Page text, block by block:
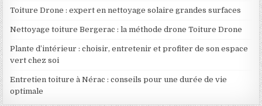
Toiture Drone : expert en nettoyage solaire grandes surfaces
Nettoyage toiture Bergerac : la méthode drone Toiture Drone
Plante d’intérieur : choisir, entretenir et profiter de son espace
vert chez soi
Entretien toiture à Nérac : conseils pour une durée de vie
optimale